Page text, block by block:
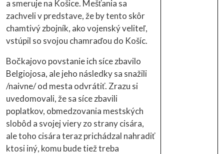
a smeruje na Košice. Mešťania sa
zachveli v predstave, že by tento skôr
chamtivý zbojník, ako vojenský veliteľ,
vstúpil so svojou chamraďou do Košíc.
Bočkajovo povstanie ich síce zbavilo
Belgiojosa, ale jeho následky sa snažili
/naivne/ od mesta odvrátiť. Zrazu si
uvedomovali, že sa síce zbavili
poplatkov, obmedzovania mestských
slobôd a svojej viery zo strany cisára,
ale toho cisára teraz prichádzal nahradiť
ktosi iný, komu bude tiež treba